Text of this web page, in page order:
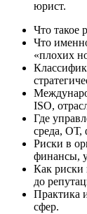
юрист.
Что такое
Что
«плохих
ISO,
Где
среда, ОТ,
Риски в
финансы,
Как риски
до
Практика
сфер.